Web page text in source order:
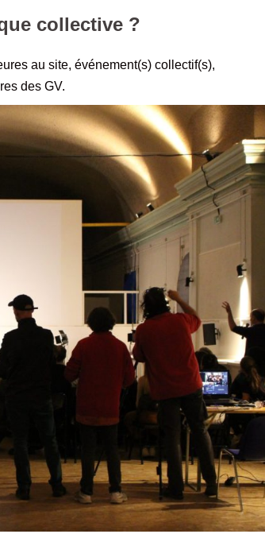
collective ?
au site, événement(s) collectif(s),
des GV.